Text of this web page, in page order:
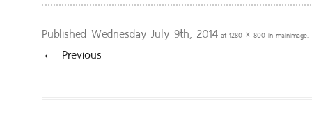
Published Wednesday July 9th, 2014 at 1280 × 800 in mainimage.
← Previous